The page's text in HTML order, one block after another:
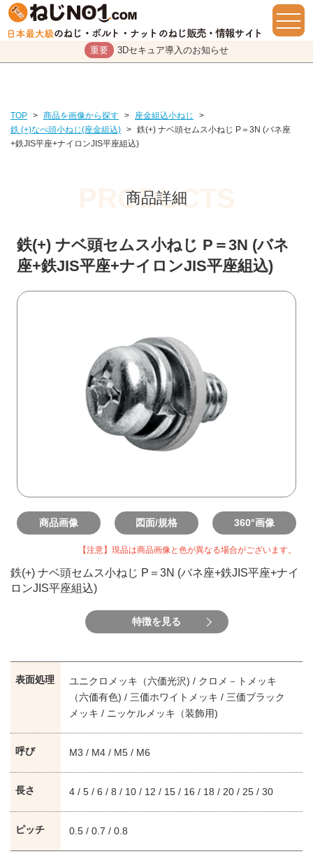
重要 3Dセキュア導入のお知らせ
TOP > 商品を画像から探す > 座金組込小ねじ
>
鉄 (+)なべ頭小ねじ(座金組込) > 鉄(+) ナベ頭セムス小ねじ P＝3N (バネ座
+鉄JIS平座+ナイロンJIS平座組込)
商品詳細
鉄(+) ナベ頭セムス小ねじ P＝3N (バネ
座+鉄JIS平座+ナイロンJIS平座組込)
商品画像 図面/規格 360°画像
【注意】現品は商品画像と色が異なる場合がございます。
鉄(+) ナベ頭セムス小ねじ P＝3N (バネ座+鉄JIS平座+ナイ
ロンJIS平座組込)
特徴を見る
表面処理
ユニクロメッキ（六価光沢) / クロメ－トメッキ
（六価有色) / 三価ホワイトメッキ / 三価ブラック
メッキ / ニッケルメッキ（装飾用)
呼び M3 / M4 / M5 / M6
長さ 4 / 5 / 6 / 8 / 10 / 12 / 15 / 16 / 18 / 20 / 25 / 30
ピッチ 0.5 / 0.7 / 0.8